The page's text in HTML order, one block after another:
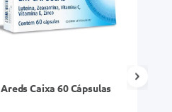
Areds Caixa 60 Cápsulas